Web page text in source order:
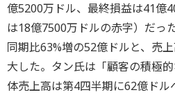
億5200万ドル、最終損益は41億
は18億7500万ドルの赤字）だっ
同期比63%増の52億ドルと、売
大した。タン氏は「顧客の積極
体売上高は第4四半期に62億ド